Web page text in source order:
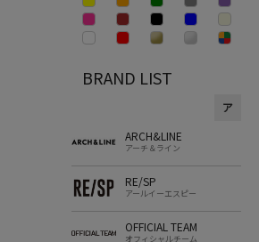
BRAND LIST
ア
ARCH&LINE
アーチ＆ライン
RE/SP
アールイーエスピー
OFFICIAL TEAM
オフィシャルチーム